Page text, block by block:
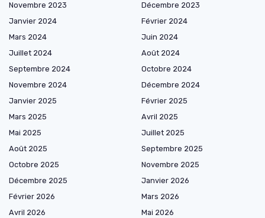
Novembre 2023
Décembre 2023
Janvier 2024
Février 2024
Mars 2024
Juin 2024
Juillet 2024
Août 2024
Septembre 2024
Octobre 2024
Novembre 2024
Décembre 2024
Janvier 2025
Février 2025
Mars 2025
Avril 2025
Mai 2025
Juillet 2025
Août 2025
Septembre 2025
Octobre 2025
Novembre 2025
Décembre 2025
Janvier 2026
Février 2026
Mars 2026
Avril 2026
Mai 2026